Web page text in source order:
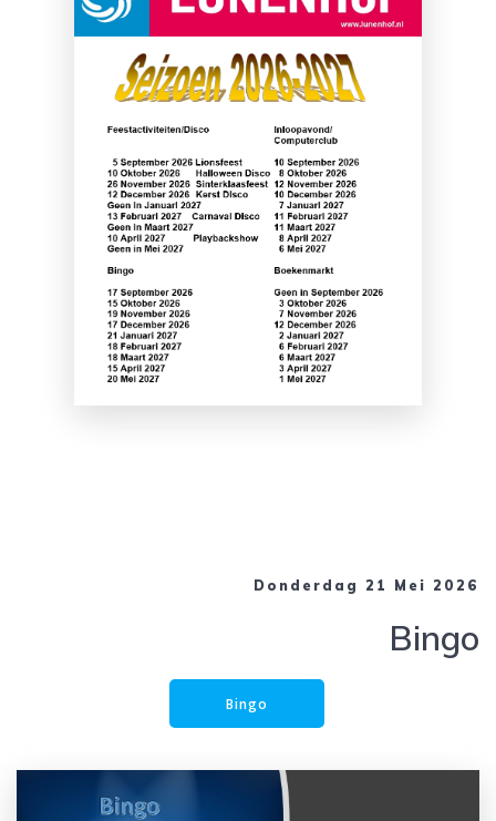
Donderdag 21 Mei 2026
Bingo
Bingo